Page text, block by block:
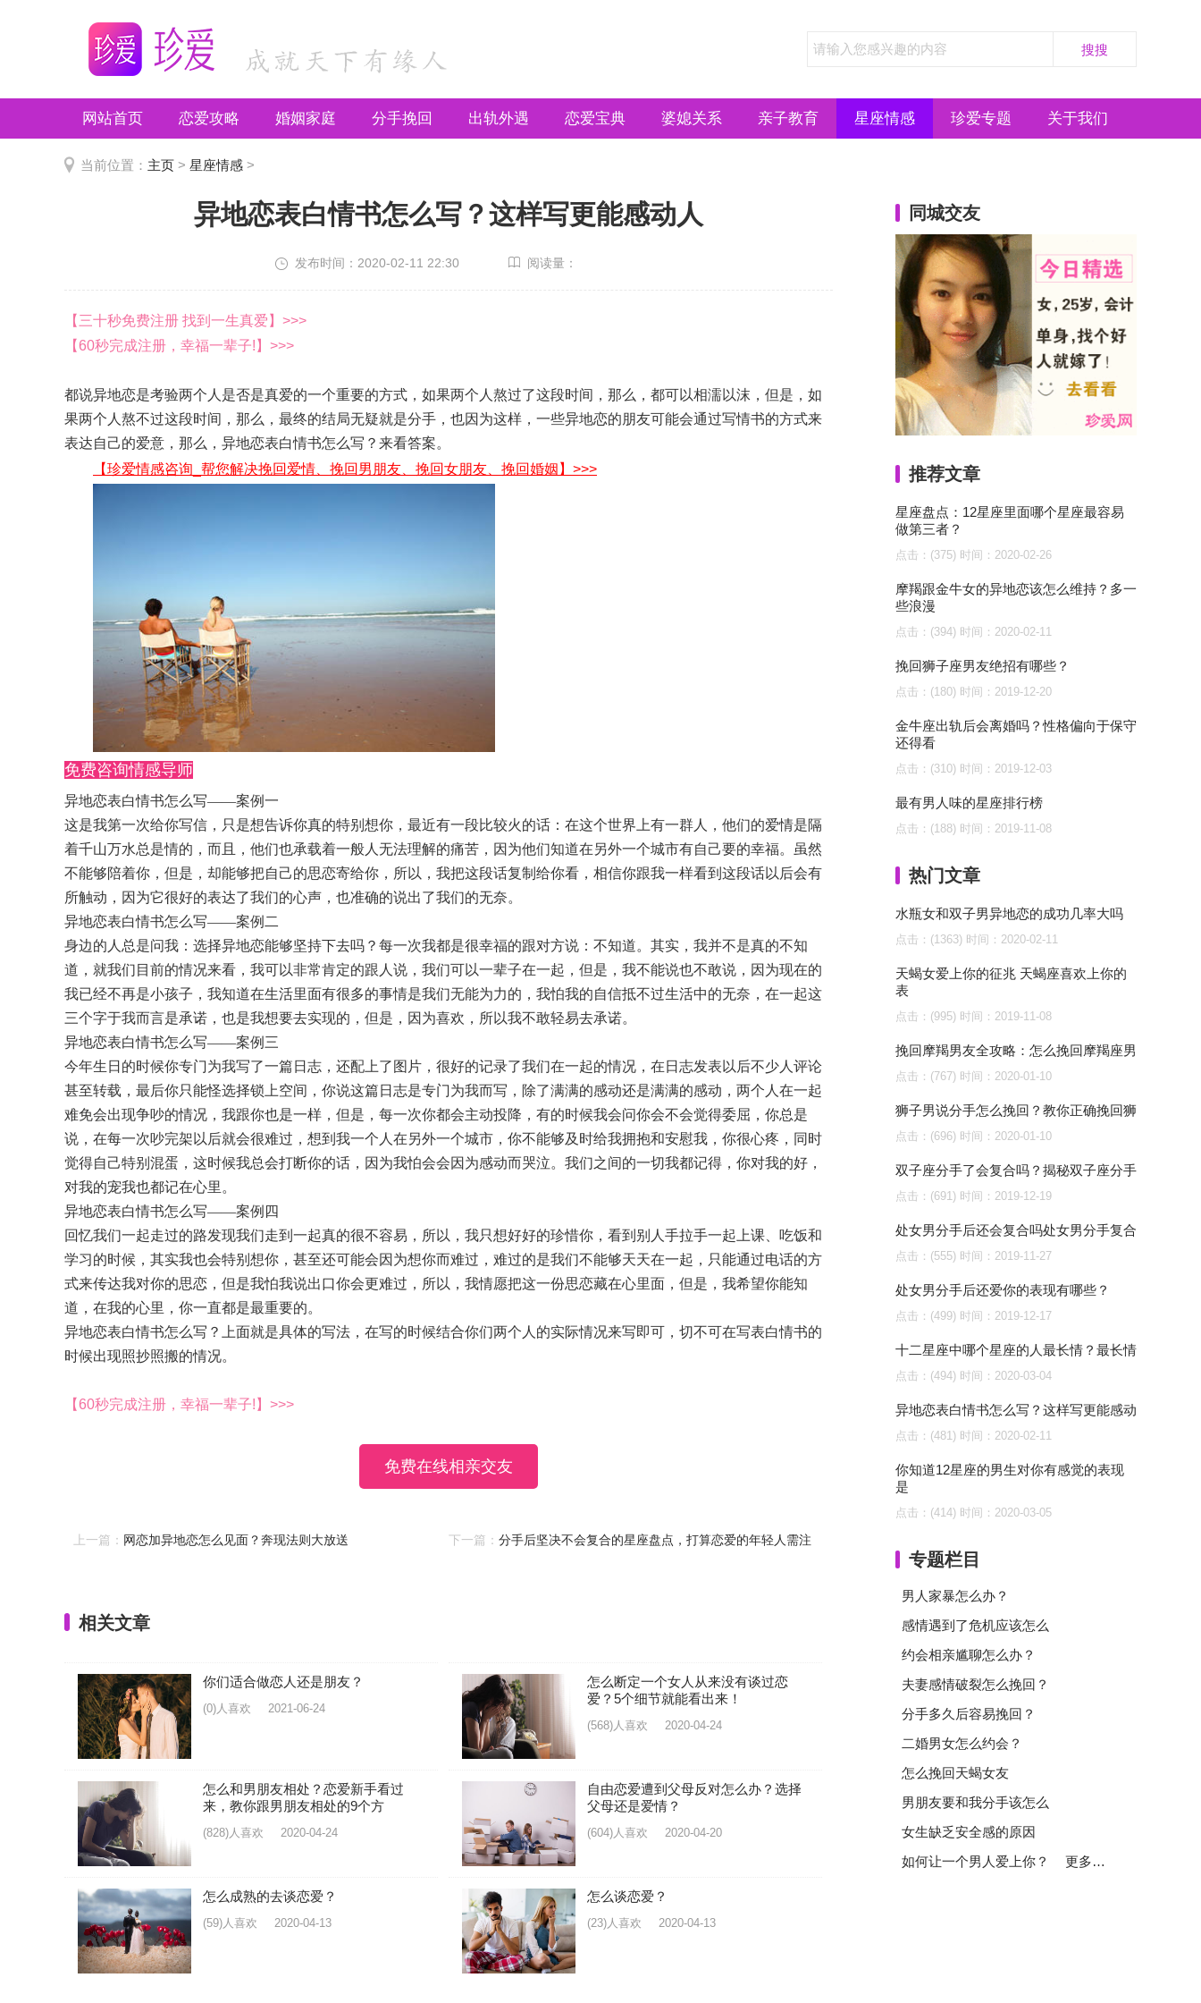
网站首页 恋爱攻略 婚姻家庭 分手挽回 出轨外遇 恋爱宝典 婆媳关系 亲子教育 星座情感 珍爱专题 关于我们
推荐文章
当前位置： 主页 > 星座情感 >
异地恋表白情书怎么写？这样写更能感动人
发布时间：2020-02-11 22:30 阅读量：
【三十秒免费注册 找到一生真爱】>>>
【60秒完成注册，幸福一辈子!】>>>
都说异地恋是考验两个人是否是真爱的一个重要的方式，如果两个人熬过了这段时间，那么，都可以相濡以沫，但是，如
果两个人熬不过这段时间，那么，最终的结局无疑就是分手，也因为这样，一些异地恋的朋友可能会通过写情书的方式来
表达自己的爱意，那么，异地恋表白情书怎么写？来看答案。
【珍爱情感咨询_帮您解决挽回爱情、挽回男朋友、挽回女朋友、挽回婚姻】>>>
免费咨询情感导师
异地恋表白情书怎么写——案例一
这是我第一次给你写信，只是想告诉你真的特别想你，最近有一段比较火的话：在这个世界上有一群人，他们的爱情是隔
着千山万水总是情的，而且，他们也承载着一般人无法理解的痛苦，因为他们知道在另外一个城市有自己要的幸福。虽然
不能够陪着你，但是，却能够把自己的思恋寄给你，所以，我把这段话复制给你看，相信你跟我一样看到这段话以后会有
所触动，因为它很好的表达了我们的心声，也准确的说出了我们的无奈。
异地恋表白情书怎么写——案例二
身边的人总是问我：选择异地恋能够坚持下去吗？每一次我都是很幸福的跟对方说：不知道。其实，我并不是真的不知
道，就我们目前的情况来看，我可以非常肯定的跟人说，我们可以一辈子在一起，但是，我不能说也不敢说，因为现在的
我已经不再是小孩子，我知道在生活里面有很多的事情是我们无能为力的，我怕我的自信抵不过生活中的无奈，在一起这
三个字于我而言是承诺，也是我想要去实现的，但是，因为喜欢，所以我不敢轻易去承诺。
异地恋表白情书怎么写——案例三
今年生日的时候你专门为我写了一篇日志，还配上了图片，很好的记录了我们在一起的情况，在日志发表以后不少人评论
甚至转载，最后你只能怪选择锁上空间，你说这篇日志是专门为我而写，除了满满的感动还是满满的感动，两个人在一起
难免会出现争吵的情况，我跟你也是一样，但是，每一次你都会主动投降，有的时候我会问你会不会觉得委屈，你总是
说，在每一次吵完架以后就会很难过，想到我一个人在另外一个城市，你不能够及时给我拥抱和安慰我，你很心疼，同时
觉得自己特别混蛋，这时候我总会打断你的话，因为我怕会会因为感动而哭泣。我们之间的一切我都记得，你对我的好，
对我的宠我也都记在心里。
异地恋表白情书怎么写——案例四
回忆我们一起走过的路发现我们走到一起真的很不容易，所以，我只想好好的珍惜你，看到别人手拉手一起上课、吃饭和
学习的时候，其实我也会特别想你，甚至还可能会因为想你而难过，难过的是我们不能够天天在一起，只能通过电话的方
式来传达我对你的思恋，但是我怕我说出口你会更难过，所以，我情愿把这一份思恋藏在心里面，但是，我希望你能知
道，在我的心里，你一直都是最重要的。
异地恋表白情书怎么写？上面就是具体的写法，在写的时候结合你们两个人的实际情况来写即可，切不可在写表白情书的
时候出现照抄照搬的情况。
【60秒完成注册，幸福一辈子!】>>>
免费在线相亲交友
上一篇： 网恋加异地恋怎么见面？奔现法则大放送 下一篇： 分手后坚决不会复合的星座盘点，打算恋爱的年轻人需注
相关文章
你们适合做恋人还是朋友？
(0)人喜欢 2021-06-24
怎么断定一个女人从来没有谈过恋
爱？5个细节就能看出来！
(568)人喜欢 2020-04-24
怎么和男朋友相处？恋爱新手看过
来，教你跟男朋友相处的9个方
(828)人喜欢 2020-04-24
自由恋爱遭到父母反对怎么办？选择
父母还是爱情？
(604)人喜欢 2020-04-20
怎么成熟的去谈恋爱？
(59)人喜欢 2020-04-13
怎么谈恋爱？
(23)人喜欢 2020-04-13
同城交友
推荐文章
星座盘点：12星座里面哪个星座最容易
做第三者？
点击：(375) 时间：2020-02-26
摩羯跟金牛女的异地恋该怎么维持？多一
些浪漫
点击：(394) 时间：2020-02-11
挽回狮子座男友绝招有哪些？
点击：(180) 时间：2019-12-20
金牛座出轨后会离婚吗？性格偏向于保守
还得看
点击：(310) 时间：2019-12-03
最有男人味的星座排行榜
点击：(188) 时间：2019-11-08
热门文章
水瓶女和双子男异地恋的成功几率大吗
点击：(1363) 时间：2020-02-11
天蝎女爱上你的征兆 天蝎座喜欢上你的
表
点击：(995) 时间：2019-11-08
挽回摩羯男友全攻略：怎么挽回摩羯座男
点击：(767) 时间：2020-01-10
狮子男说分手怎么挽回？教你正确挽回狮
点击：(696) 时间：2020-01-10
双子座分手了会复合吗？揭秘双子座分手
点击：(691) 时间：2019-12-19
处女男分手后还会复合吗处女男分手复合
点击：(555) 时间：2019-11-27
处女男分手后还爱你的表现有哪些？
点击：(499) 时间：2019-12-17
十二星座中哪个星座的人最长情？最长情
点击：(494) 时间：2020-03-04
异地恋表白情书怎么写？这样写更能感动
点击：(481) 时间：2020-02-11
你知道12星座的男生对你有感觉的表现
是
点击：(414) 时间：2020-03-05
专题栏目
男人家暴怎么办？
感情遇到了危机应该怎么
约会相亲尴聊怎么办？
夫妻感情破裂怎么挽回？
分手多久后容易挽回？
二婚男女怎么约会？
怎么挽回天蝎女友
男朋友要和我分手该怎么
女生缺乏安全感的原因
如何让一个男人爱上你？
更多…